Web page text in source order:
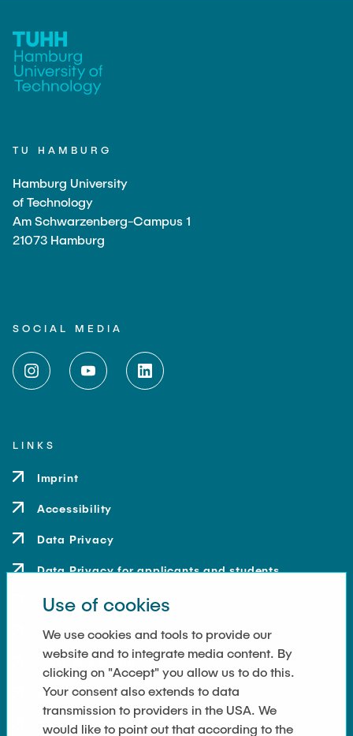
TU HAMBURG
Hamburg University
of Technology
Am Schwarzenberg-Campus 1
21073 Hamburg
SOCIAL MEDIA
LINKS
Imprint
Accessibility
Data Privacy
Data Privacy for applicants and students
Contact
How to get here
Press and Media
Merchandise-Shop
Cookie Settings
Use of cookies
We use cookies and tools to provide our
website and to integrate media content. By
clicking on "Accept" you allow us to do this.
Your consent also extends to data
transmission to providers in the USA. We
would like to point out that according to the